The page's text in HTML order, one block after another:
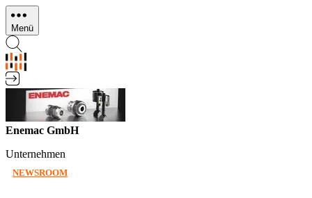
Direkt
zum
Inhalt
Menü
Enemac GmbH
Unternehmen
NEWSROOM